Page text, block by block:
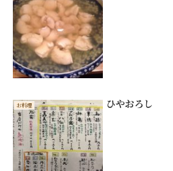
お料理 ひやおろし